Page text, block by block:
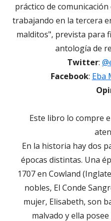
práctico de
trabajando en la tercera
malditos", prevista para
antología de
Twitter:
Facebook: Eba
Este libro lo compre
En la historia hay dos
épocas distintas. Una
1707 en Cowland
nobles, El Conde
mujer, Elisabeth, son
malvado y ella